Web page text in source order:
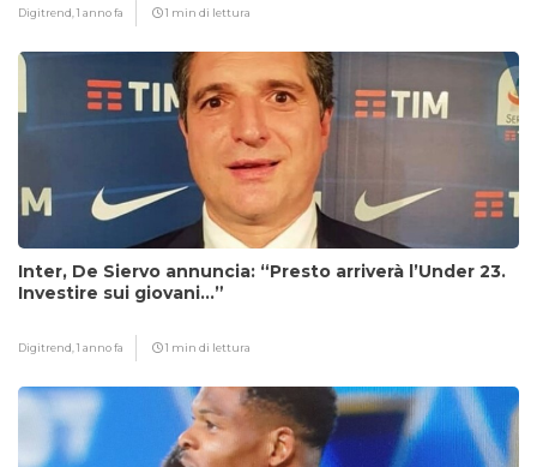
Digitrend,1 anno fa 1 min di lettura
Inter, De Siervo annuncia: “Presto arriverà l’Under 23.
Investire sui giovani…”
Digitrend,1 anno fa 1 min di lettura